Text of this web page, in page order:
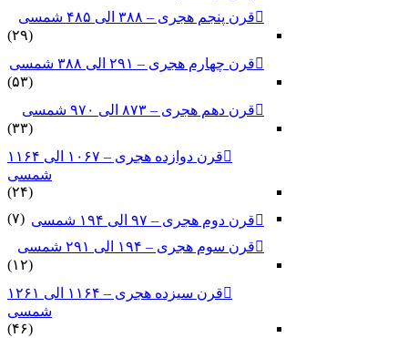
قرن پنجم هجری – ۳۸۸ الی ۴۸۵ شمسی
(۲۹)
قرن چهارم هجری – ۲۹۱ الی ۳۸۸ شمسی
(۵۳)
قرن دهم هجری – ۸۷۳ الی ۹۷۰ شمسی
(۳۳)
قرن دوازده هجری – ۱۰۶۷ الی ۱۱۶۴
شمسی
(۲۴)
قرن دوم هجری – ۹۷ الی ۱۹۴ شمسی
(۷)
قرن سوم هجری – ۱۹۴ الی ۲۹۱ شمسی
(۱۲)
قرن سیزده هجری – ۱۱۶۴ الی ۱۲۶۱
شمسی
(۴۶)